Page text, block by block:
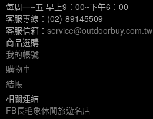
每周一~五 早上9：00~下午6：00
客服專線：(02)-89145509
客服信箱： service@outdoorbuy.com.tw
商品選購
我的帳號
購物車
結帳
相關連結
FB長毛象休閒旅遊名店